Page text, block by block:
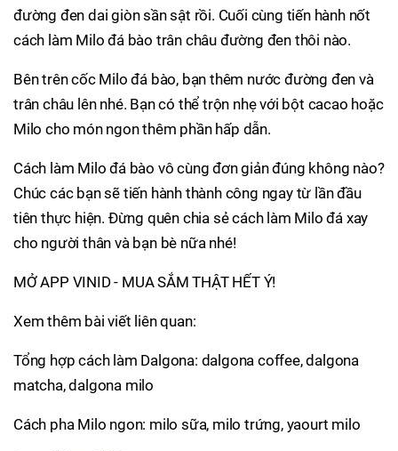
đường đen dai giòn sần sật rồi. Cuối cùng tiến hành nốt
cách làm Milo đá bào trân châu đường đen thôi nào.
Bên trên cốc Milo đá bào, bạn thêm nước đường đen và
trân châu lên nhé. Bạn có thể trộn nhẹ với bột cacao hoặc
Milo cho món ngon thêm phần hấp dẫn.
Cách làm Milo đá bào vô cùng đơn giản đúng không nào?
Chúc các bạn sẽ tiến hành thành công ngay từ lần đầu
tiên thực hiện. Đừng quên chia sẻ cách làm Milo đá xay
cho người thân và bạn bè nữa nhé!
MỞ APP VINID - MUA SẮM THẬT HẾT Ý!
Xem thêm bài viết liên quan:
Tổng hợp cách làm Dalgona: dalgona coffee, dalgona
matcha, dalgona milo
Cách pha Milo ngon: milo sữa, milo trứng, yaourt milo